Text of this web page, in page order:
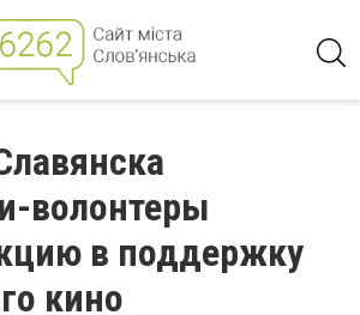
волонтеры
в поддержку
кино